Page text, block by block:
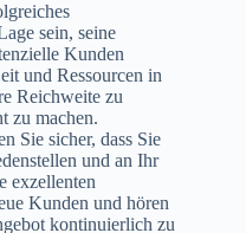
sein, seine
Kunden
und Ressourcen in
Reichweite zu
zu machen.
Sie sicher, dass Sie
und an Ihr
exzellenten
Kunden und hören
kontinuierlich zu